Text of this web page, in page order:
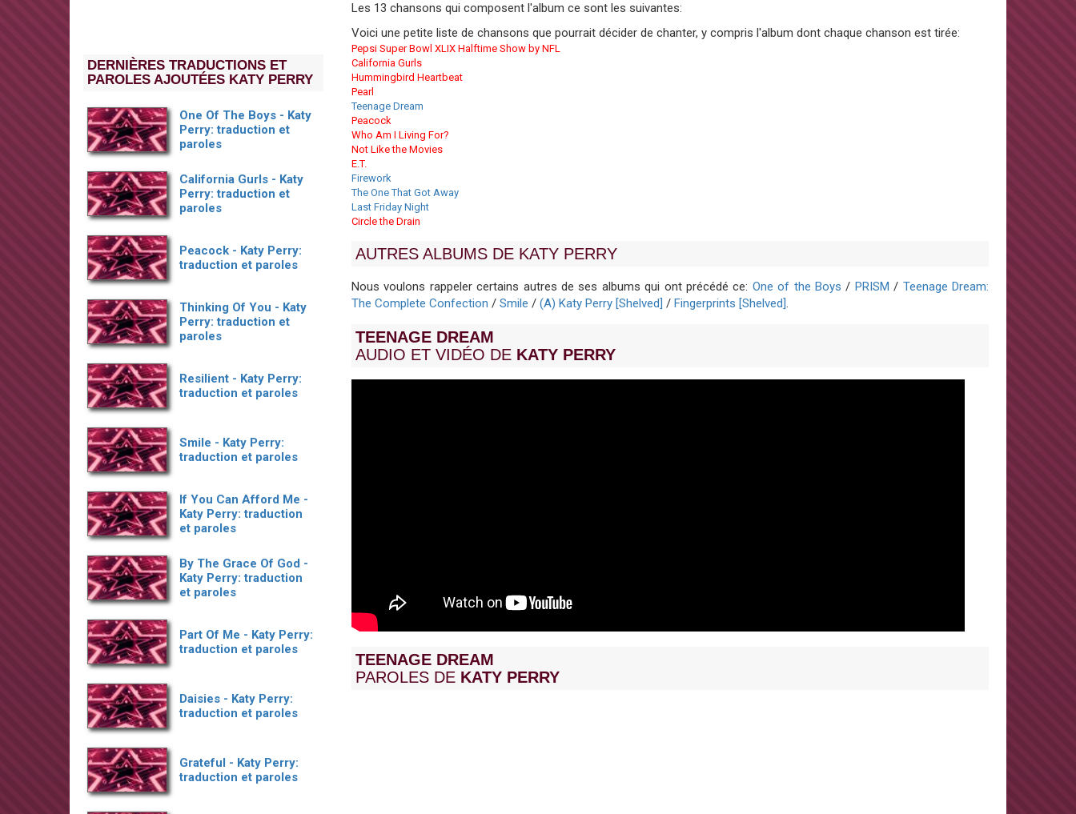
Les 13 chansons qui composent l'album ce sont les suivantes:
Voici une petite liste de chansons que pourrait décider de chanter, y compris l'album dont chaque chanson est tirée:
Pepsi Super Bowl XLIX Halftime Show by NFL
California Gurls
Hummingbird Heartbeat
Pearl
Teenage Dream
Peacock
Who Am I Living For?
Not Like the Movies
E.T.
Firework
The One That Got Away
Last Friday Night
Circle the Drain
AUTRES ALBUMS DE KATY PERRY
Nous voulons rappeler certains autres de ses albums qui ont précédé ce: One of the Boys / PRISM / Teenage Dream:
The Complete Confection / Smile / (A) Katy Perry [Shelved] / Fingerprints [Shelved].
TEENAGE DREAM
AUDIO ET VIDÉO DE KATY PERRY
TEENAGE DREAM
PAROLES DE KATY PERRY
DERNIÈRES TRADUCTIONS ET
PAROLES AJOUTÉES KATY PERRY
One Of The Boys - Katy
Perry: traduction et
paroles
California Gurls - Katy
Perry: traduction et
paroles
Peacock - Katy Perry:
traduction et paroles
Thinking Of You - Katy
Perry: traduction et
paroles
Resilient - Katy Perry:
traduction et paroles
Smile - Katy Perry:
traduction et paroles
If You Can Afford Me -
Katy Perry: traduction
et paroles
By The Grace Of God -
Katy Perry: traduction
et paroles
Part Of Me - Katy Perry:
traduction et paroles
Daisies - Katy Perry:
traduction et paroles
Grateful - Katy Perry:
traduction et paroles